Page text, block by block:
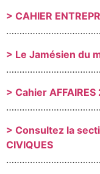
> CAHIER
> Le Jamésien du
> Cahier
> Consultez la
CIVIQUES